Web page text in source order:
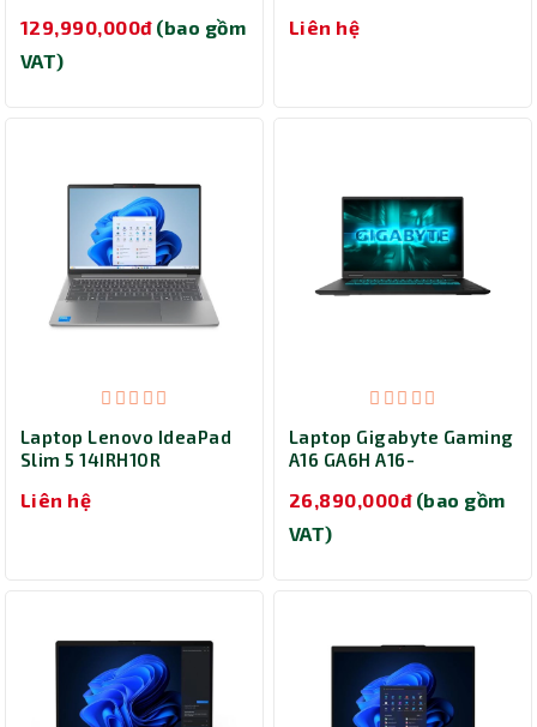
Ram 48GB/ SSD 2TB/ 16
inch/ macOS/ 1Y/ Bạc)
129,990,000đ (bao gồm
VAT)
32GB/ SSD 1TB/
Liên hệ
Laptop Lenovo IdeaPad
Slim 5 14IRH10R
210H/ Ram 16GB/ SSD
Liên hệ
Laptop Gigabyte Gaming
A16 GA6H A16-
13420H/ Ram 16GB/ SSD
512GB/ RTX 4050 6GB/
16 inch/ Windows 11
26,890,000đ (bao gồm
VAT)